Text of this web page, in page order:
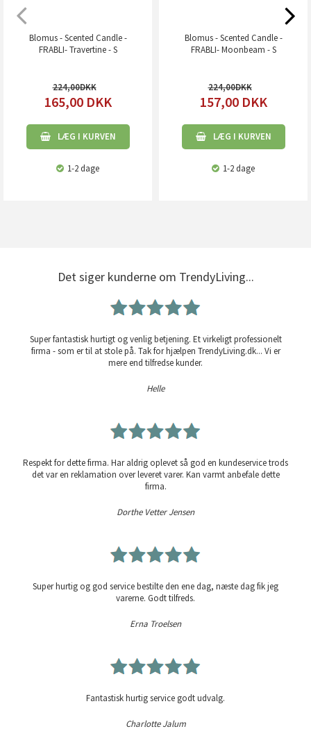
Blomus - Scented Candle -
FRABLI- Travertine - S
224,00
165,00 DKK
LÆG I KURVEN
1-2 dage
Blomus - Scented Candle -
FRABLI- Moonbeam - S
224,00
157,00 DKK
LÆG I KURVEN
1-2 dage
Det siger kunderne om TrendyLiving...
Super fantastisk hurtigt og venlig betjening. Et virkeligt professionelt
firma - som er til at stole på. Tak for hjælpen TrendyLiving.dk... Vi er
mere end tilfredse kunder.
Helle
Respekt for dette firma. Har aldrig oplevet så god en kundeservice trods
det var en reklamation over leveret varer. Kan varmt anbefale dette
firma.
Dorthe Vetter Jensen
Super hurtig og god service bestilte den ene dag, næste dag fik jeg
varerne. Godt tilfreds.
Erna Troelsen
Fantastisk hurtig service godt udvalg.
Charlotte Jalum